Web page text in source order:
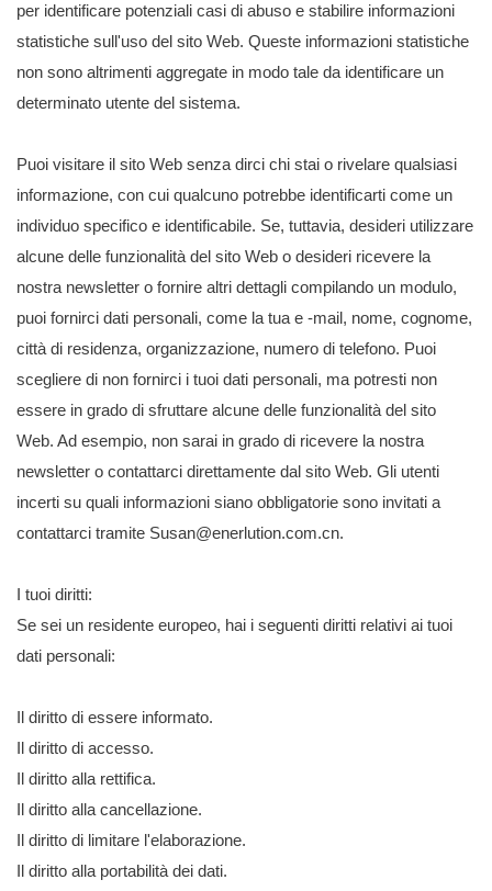
per identificare potenziali casi di abuso e stabilire informazioni
statistiche sull'uso del sito Web. Queste informazioni statistiche
non sono altrimenti aggregate in modo tale da identificare un
determinato utente del sistema.
Puoi visitare il sito Web senza dirci chi stai o rivelare qualsiasi
informazione, con cui qualcuno potrebbe identificarti come un
individuo specifico e identificabile. Se, tuttavia, desideri utilizzare
alcune delle funzionalità del sito Web o desideri ricevere la
nostra newsletter o fornire altri dettagli compilando un modulo,
puoi fornirci dati personali, come la tua e -mail, nome, cognome,
città di residenza, organizzazione, numero di telefono. Puoi
scegliere di non fornirci i tuoi dati personali, ma potresti non
essere in grado di sfruttare alcune delle funzionalità del sito
Web. Ad esempio, non sarai in grado di ricevere la nostra
newsletter o contattarci direttamente dal sito Web. Gli utenti
incerti su quali informazioni siano obbligatorie sono invitati a
contattarci tramite Susan@enerlution.com.cn.
I tuoi diritti:
Se sei un residente europeo, hai i seguenti diritti relativi ai tuoi
dati personali:
Il diritto di essere informato.
Il diritto di accesso.
Il diritto alla rettifica.
Il diritto alla cancellazione.
Il diritto di limitare l'elaborazione.
Il diritto alla portabilità dei dati.